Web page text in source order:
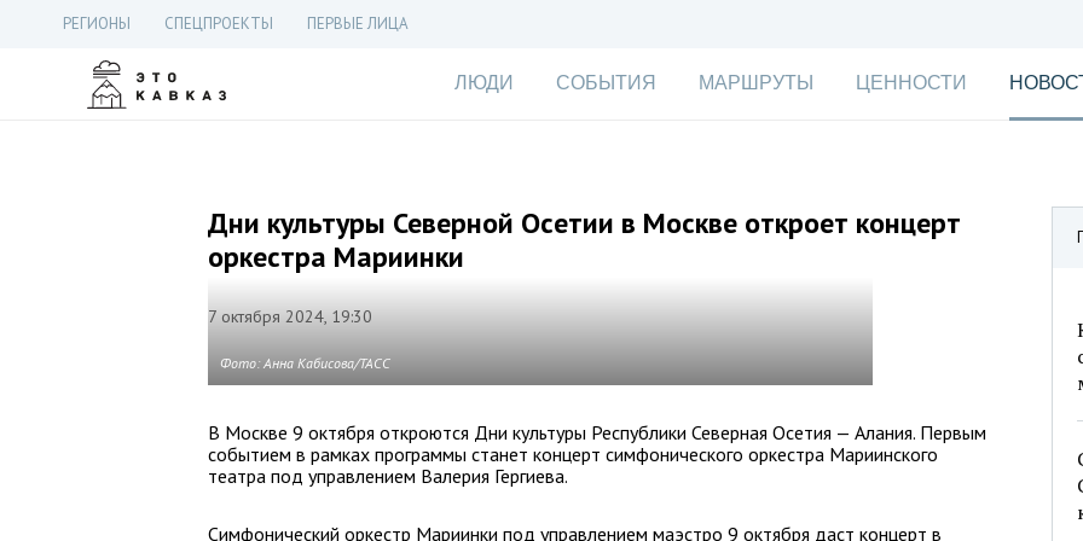
РЕГИОНЫ СПЕЦПРОЕКТЫ ПЕРВЫЕ ЛИЦА
ЛЮДИ СОБЫТИЯ МАРШРУТЫ ЦЕННОСТИ
Дни культуры Северной Осетии в Москве откроет концерт
оркестра Мариинки
7 октября 2024, 19:30
Фото: Анна Кабисова/ТАСС
В Москве 9 октября откроются Дни культуры Республики Северная Осетия — Алания. Первым
событием в рамках программы станет концерт симфонического оркестра Мариинского
театра под управлением Валерия Гергиева.
Симфонический оркестр Мариинки под управлением маэстро 9 октября даст концерт в